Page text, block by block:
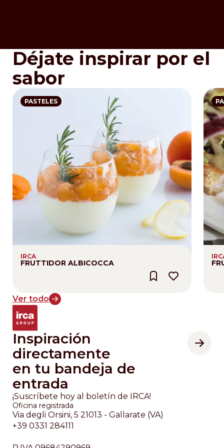
Déjate inspirar por el
sabor
PASTELES
IRCA
FRUTTIDOR ALBICOCCA
Ver todo
Inspiración
directamente
en tu bandeja de
entrada
¡Suscríbete hoy al boletín de IRCA!
Oficina registrada
Via degli Orsini, 5 21013 - Gallarate (VA)
+39 0331 284111